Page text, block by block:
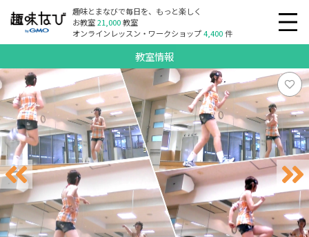
趣味とまなびで毎日を、もっと楽しく
お教室21,000教室
オンラインレッスン・ワークショップ4,400件
教室情報